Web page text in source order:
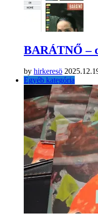
BARÁTNŐ –
by hirkeresö
Egyéb kategória